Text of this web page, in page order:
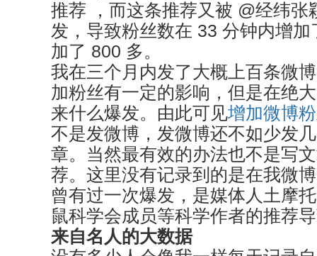
推荐 ，而这条推荐又被 @经纬张
发，导致粉丝数在 33 分钟内增
加了 800 多。
我在三个月内发了大概上百条微
加粉丝有一定的影响，但是在绝
来什么爆发。由此可见增加微博
不是发微博，发微博还不如少发
章。当然最有效的办法也不是写
荐。这里没有记录到的是在我微
曾有过一次爆发，是媒体人土摩
鼠科学会成员等科学作者的推荐
来自名人的大数据